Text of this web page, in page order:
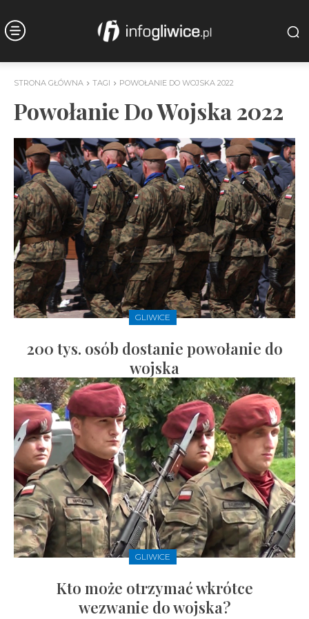
STRONA GŁÓWNA TAGI POWOŁANIE DO WOJSKA 2022
Powołanie Do Wojska 2022
GLIWICE
200 tys. osób dostanie powołanie do
wojska
GLIWICE
Kto może otrzymać wkrótce
wezwanie do wojska?